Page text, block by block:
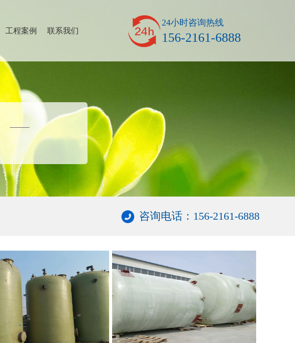
工程案例 联系我们
24小时咨询热线
156-2161-6888
咨询电话：156-2161-6888